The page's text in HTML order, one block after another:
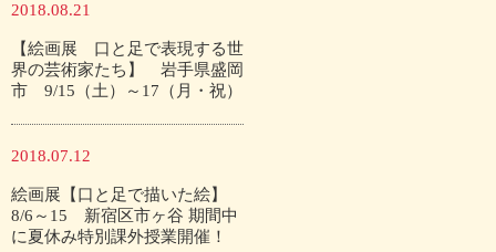
2018.08.21
【絵画展 口と足で表現する世
界の芸術家たち】 岩手県盛岡
市 9/15（土）～17（月・祝）
2018.07.12
絵画展【口と足で描いた絵】
8/6～15 新宿区市ヶ谷 期間中
に夏休み特別課外授業開催！